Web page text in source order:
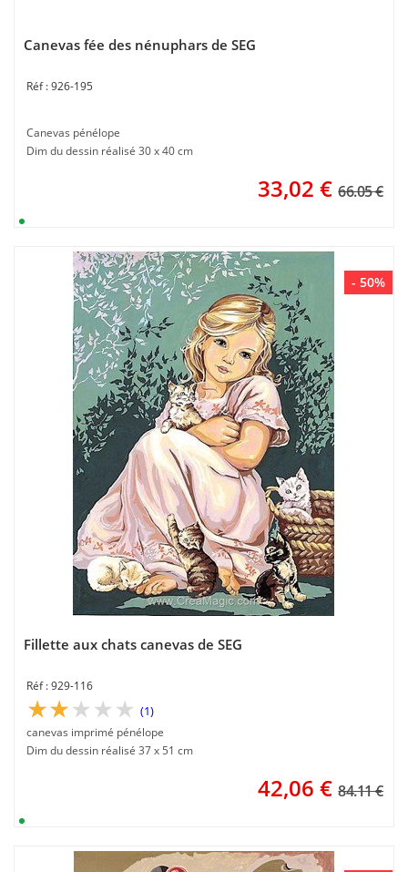
Canevas fée des nénuphars de SEG
926-195
Canevas pénélope
Dim du dessin réalisé 30 x 40 cm
33,02 € 66.05 €
- 50%
Fillette aux chats canevas de SEG
929-116
(1)
canevas imprimé pénélope
Dim du dessin réalisé 37 x 51 cm
42,06 € 84.11 €